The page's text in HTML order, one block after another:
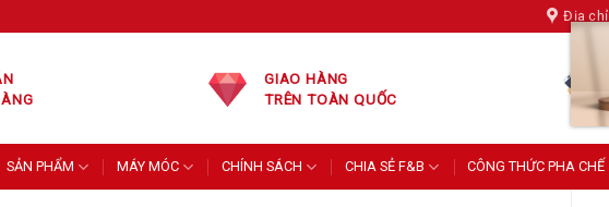
Địa chỉ
GIAO HÀNG
TRÊN TOÀN QUỐC
SẢN PHẨM MÁY MÓC CHÍNH SÁCH CHIA SẺ F&B CÔNG THỨC PHA CHẾ